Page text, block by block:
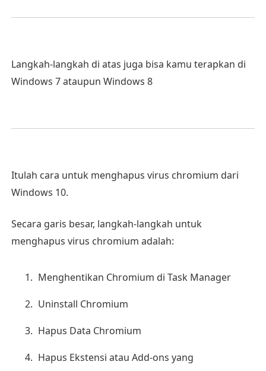
Langkah-langkah di atas juga bisa kamu terapkan di
Windows 7 ataupun Windows 8
Itulah cara untuk menghapus virus chromium dari
Windows 10.
Secara garis besar, langkah-langkah untuk
menghapus virus chromium adalah:
Menghentikan Chromium di Task Manager
Uninstall Chromium
Hapus Data Chromium
Hapus Ekstensi atau Add-ons yang